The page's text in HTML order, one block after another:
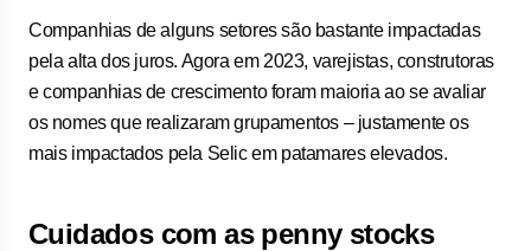
Companhias de alguns setores são bastante impactadas
pela alta dos juros. Agora em 2023, varejistas, construtoras
e companhias de crescimento foram maioria ao se avaliar
os nomes que realizaram grupamentos – justamente os
mais impactados pela Selic em patamares elevados.
Cuidados com as penny stocks